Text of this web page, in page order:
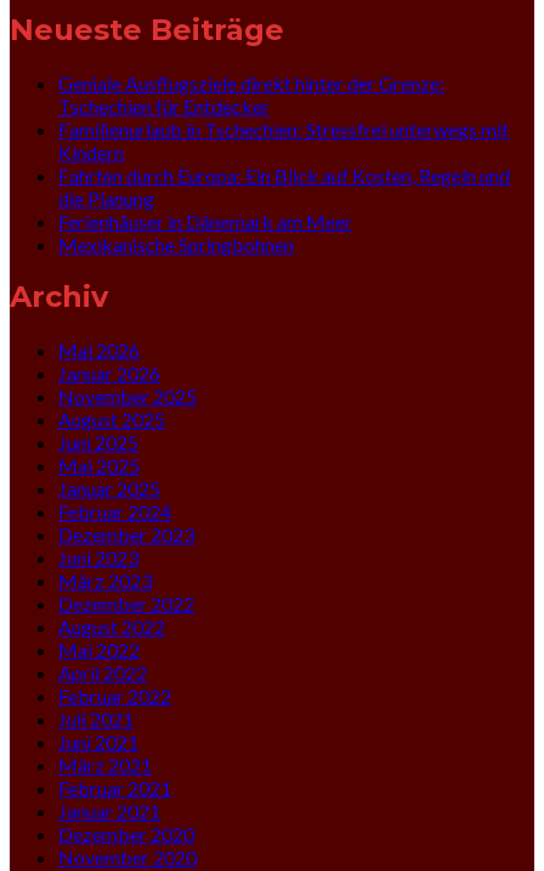
Neueste Beiträge
Geniale Ausflugsziele direkt hinter der Grenze:
Tschechien für Entdecker
Familienurlaub in Tschechien: Stressfrei unterwegs mit
Kindern
Fahrten durch Europa: Ein Blick auf Kosten, Regeln und
die Planung
Ferienhäuser in Dänemark am Meer
Mexikanische Springbohnen
Archiv
Mai 2026
Januar 2026
November 2025
August 2025
Juni 2025
Mai 2025
Januar 2025
Februar 2024
Dezember 2023
Juni 2023
März 2023
Dezember 2022
August 2022
Mai 2022
April 2022
Februar 2022
Juli 2021
Juni 2021
März 2021
Februar 2021
Januar 2021
Dezember 2020
November 2020